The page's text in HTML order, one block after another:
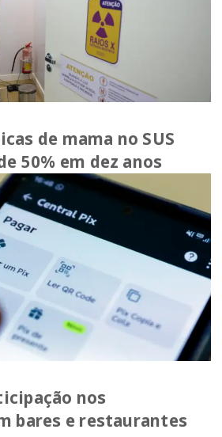
de mama no SUS
50% em dez anos
nos
bares e restaurantes